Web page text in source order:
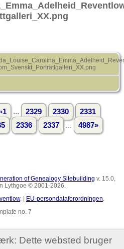
Dette websted bruger
... 2329 2330
2331
2336 2337 ...
4987»
of Genealogy Sitebuilding v. 15.0,
Lythgoe © 2001-2026.
. | EU-persondataforordningen.
no. 7